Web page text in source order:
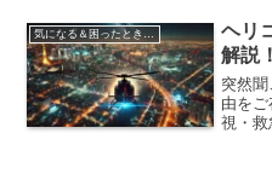
ヘリ
解説
突然
由を
視・救
的と